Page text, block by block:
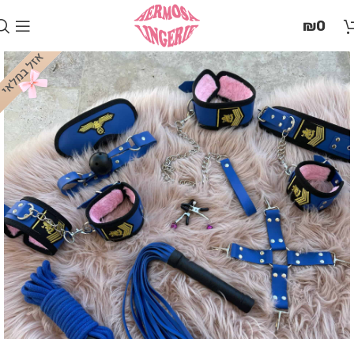
זֶה
מַעֲרֶכֶת
"המרכז
הישראלי
לְהַנְגָּשָׁת
אָתָרִים".
הַמְּסַיַּעַת
לִנְגִישׁוּת
הָאֲתָר.
לִפְתִיחַת
תַּפְרִיט
הֵנְּגִישׁוּת
לְחַץ
ALT+0
₪0